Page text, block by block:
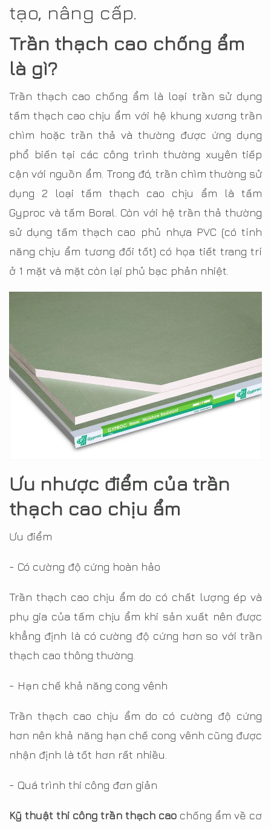
tạo, nâng cấp.
Trần thạch cao chống ẩm
là gì?
Trần thạch cao chống ẩm là loại trần sử dụng
tấm thạch cao chịu ẩm với hệ khung xương trần
chìm hoặc trần thả và thường được ứng dụng
phổ biến tại các công trình thường xuyên tiếp
cận với nguồn ẩm. Trong đó, trần chìm thường sử
dụng 2 loại tấm thạch cao chịu ẩm là tấm
Gyproc và tấm Boral. Còn với hệ trần thả thường
sử dụng tấm thạch cao phủ nhựa PVC (có tính
năng chịu ẩm tương đối tốt) có họa tiết trang trí
ở 1 mặt và mặt còn lại phủ bạc phản nhiệt.
Ưu nhược điểm của trần
thạch cao chịu ẩm
Ưu điểm
- Có cường độ cứng hoàn hảo
Trần thạch cao chịu ẩm do có chất lượng ép và
phụ gia của tấm chịu ẩm khi sản xuất nên được
khẳng định là có cường độ cứng hơn so với trần
thạch cao thông thường.
- Hạn chế khả năng cong vênh
Trần thạch cao chịu ẩm do có cường độ cứng
hơn nên khả năng hạn chế cong vênh cũng được
nhận định là tốt hơn rất nhiều.
- Quá trình thi công đơn giản
Kỹ thuật thi công trần thạch cao chống ẩm về cơ